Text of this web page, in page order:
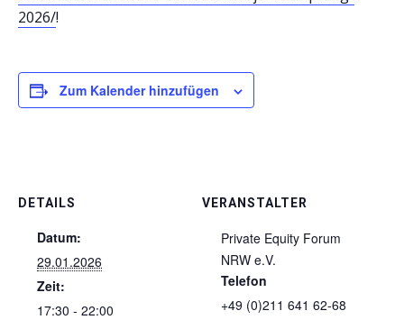
2026/!
Zum Kalender hinzufügen
DETAILS
Datum:
29.01.2026
Zeit:
17:30 - 22:00
VERANSTALTER
Private Equity Forum
NRW e.V.
Telefon
+49 (0)211 641 62-68